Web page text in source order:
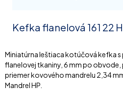
Kefka flanelová 161 22
Miniatúrna leštiaca kotúčová kefka s
flanelovej tkaniny, 6 mm po obvode,
priemer kovového mandrelu 2,34
Mandrel HP.